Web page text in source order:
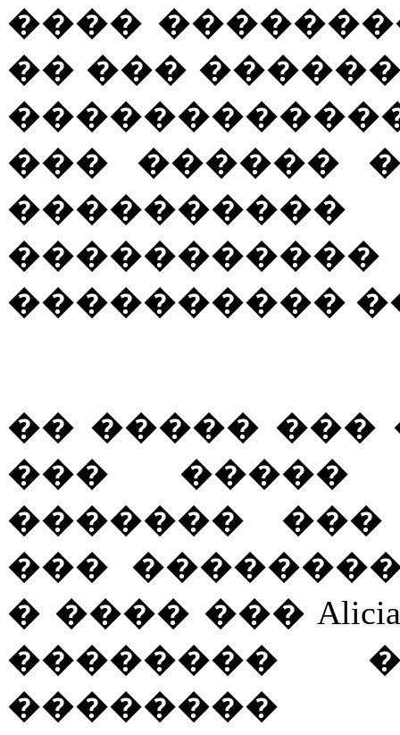
����
�� ���
��� ������
���������� ���
�� ����� ���
���
�������
���
� ���� ���
��������